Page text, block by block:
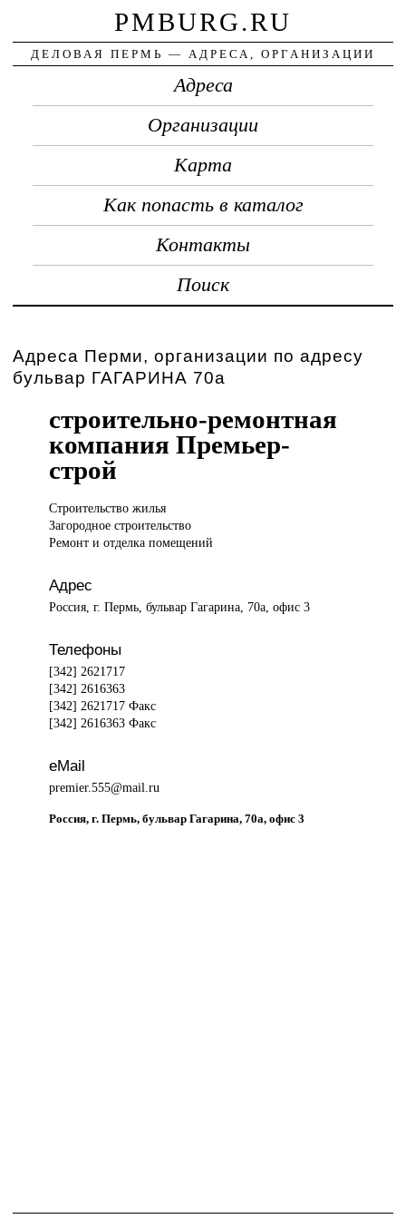
PMBURG.RU
ДЕЛОВАЯ ПЕРМЬ — АДРЕСА, ОРГАНИЗАЦИИ
Адреса
Организации
Карта
Как попасть в каталог
Контакты
Поиск
Адреса Перми, организации по адресу
бульвар ГАГАРИНА 70а
строительно-ремонтная
компания Премьер-
строй
Строительство жилья
Загородное строительство
Ремонт и отделка помещений
Адрес
Россия, г. Пермь, бульвар Гагарина, 70а, офис 3
Телефоны
[342] 2621717
[342] 2616363
[342] 2621717 Факс
[342] 2616363 Факс
eMail
premier.555@mail.ru
Россия, г. Пермь, бульвар Гагарина, 70а, офис 3